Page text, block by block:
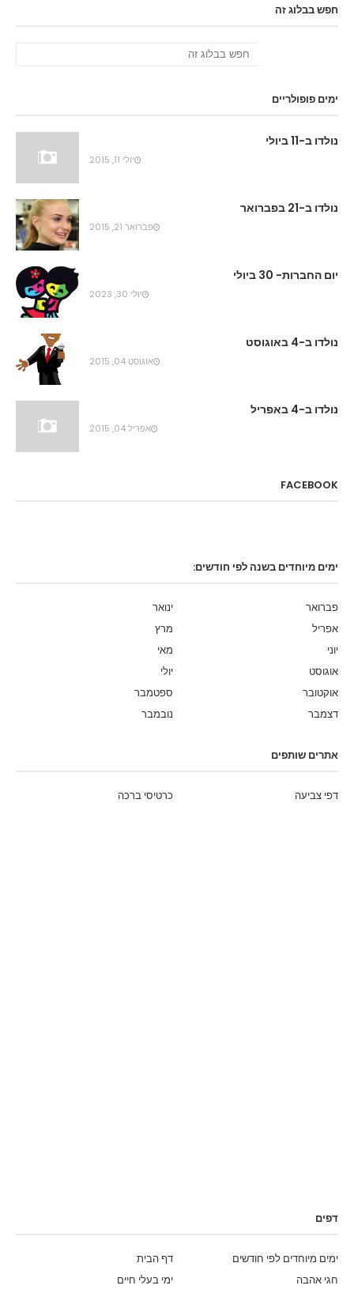
חפש בבלוג זה
ימים פופולריים
נולדו ב-11 ביולי
יולי 11, 2015
נולדו ב-21 בפברואר
פברואר 21, 2015
יום החברות- 30 ביולי
יולי 30, 2023
נולדו ב-4 באוגוסט
אוגוסט 04, 2015
נולדו ב-4 באפריל
אפריל 04, 2015
FACEBOOK
ימים מיוחדים בשנה לפי חודשים:
ינואר
פברואר
מרץ
אפריל
מאי
יוני
יולי
אוגוסט
ספטמבר
אוקטובר
נובמבר
דצמבר
אתרים שותפים
כרטיסי ברכה דפי צביעה
דפים
דף הבית
ימים מיוחדים לפי חודשים
ימי בעלי חיים
חגי אהבה